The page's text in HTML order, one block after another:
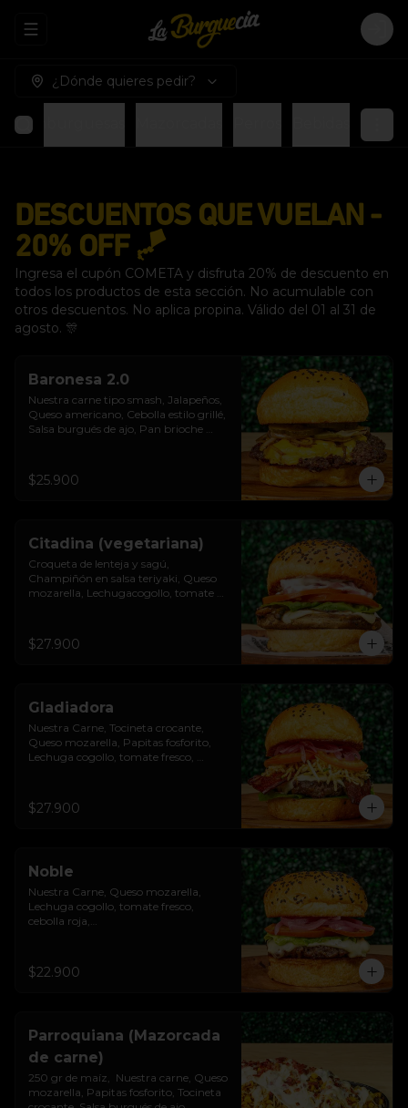
Abrir menu de navegación
¿Dónde quieres pedir?
Hamburguesas
DESCUENTOS QUE VUELAN -
20% OFF 🪁
Ingresa el cupón COMETA y disfruta 20% de descuento en
todos los productos de esta sección. No acumulable con
otros descuentos. No aplica propina. Válido del 01 al 31 de
agosto. 🎊
Baronesa 2.0
Nuestra carne tipo smash, Jalapeños,
Queso americano, Cebolla estilo grillé,
Salsa burgués de ajo, Pan brioche
$25.900
Citadina (vegetariana)
Croqueta de lenteja y sagú,
Champiñón en salsa teriyaki, Queso
mozarella, Lechugacogollo, tomate
$27.900
Gladiadora
Nuestra Carne, Tocineta crocante,
Queso mozarella, Papitas fosforito,
Lechuga cogollo, tomate fresco,
$27.900
Noble
Nuestra Carne, Queso mozarella,
Lechuga cogollo, tomate fresco,
cebolla roja,
$22.900
Parroquiana (Mazorcada
de carne)
250 gr de maíz,  Nuestra carne, Queso
mozarella, Papitas fosforito, Tocineta